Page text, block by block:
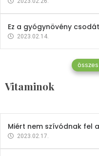
Ez a gyógynövény
2023.02.14.
Vitaminok
Vitaminok
Mindent a B-12
2023.02.27.
Miért nem szívódnak fel
2023.02.17.